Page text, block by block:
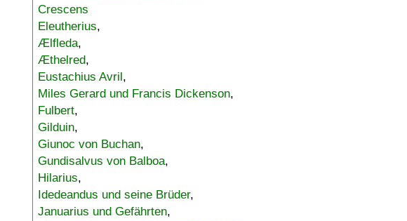
Crescens
Eleutherius,
Ælfleda,
Æthelred,
Eustachius Avril,
Miles Gerard und Francis Dickenson,
Fulbert,
Gilduin,
Giunoc von Buchan,
Gundisalvus von Balboa,
Hilarius,
Idedeandus und seine Brüder,
Januarius und Gefährten,